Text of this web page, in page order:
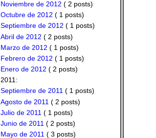
Noviembre de 2012 ( 2 posts)
Octubre de 2012 ( 1 posts)
Septiembre de 2012 ( 1 posts)
Abril de 2012 ( 2 posts)
Marzo de 2012 ( 1 posts)
Febrero de 2012 ( 1 posts)
Enero de 2012 ( 2 posts)
2011:
Septiembre de 2011( 1 posts)
Agosto de 2011 ( 2 posts)
Julio de 2011 ( 1 posts)
Junio de 2011 ( 2 posts)
Mayo de 2011 ( 3 posts)